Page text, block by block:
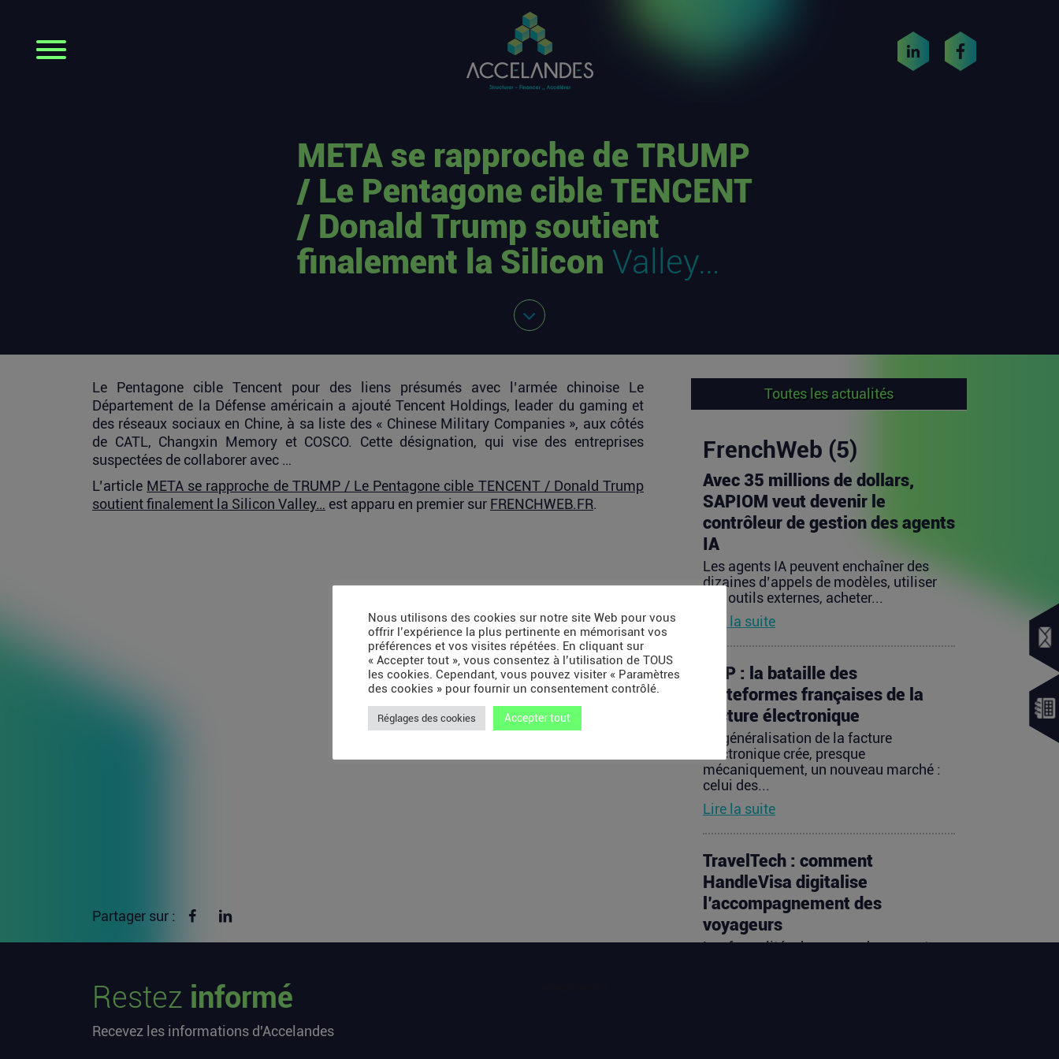
META se rapproche de TRUMP
/ Le Pentagone cible TENCENT
/ Donald Trump soutient
finalement la Silicon Valley…
Le Pentagone cible Tencent pour des liens présumés avec l’armée chinoise Le
Département de la Défense américain a ajouté Tencent Holdings, leader du gaming et
des réseaux sociaux en Chine, à sa liste des « Chinese Military Companies », aux côtés
de CATL, Changxin Memory et COSCO. Cette désignation, qui vise des entreprises
suspectées de collaborer avec …
L’article META se rapproche de TRUMP / Le Pentagone cible TENCENT / Donald Trump
soutient finalement la Silicon Valley… est apparu en premier sur FRENCHWEB.FR.
Partager sur : Partager sur Facebook
Toutes les actualités
FrenchWeb (5)
Avec 35 millions de dollars,
SAPIOM veut devenir le
contrôleur de gestion des agents
IA
Les agents IA peuvent enchaîner des
dizaines d’appels de modèles, utiliser
des outils externes, acheter...
Lire la suite
PDP : la bataille des
plateformes françaises de la
facture électronique
La généralisation de la facture
électronique crée, presque
mécaniquement, un nouveau marché :
celui des...
Lire la suite
TravelTech : comment
HandleVisa digitalise
l’accompagnement des
voyageurs
Les formalités de voyage demeurent
Restez informé
Recevez les informations d'Accelandes
Nous utilisons des cookies sur notre site Web pour vous
offrir l’expérience la plus pertinente en mémorisant vos
préférences et vos visites répétées. En cliquant sur
« Accepter tout », vous consentez à l’utilisation de TOUS
les cookies. Cependant, vous pouvez visiter « Paramètres
des cookies » pour fournir un consentement contrôlé.
Réglages des cookies Accepter tout